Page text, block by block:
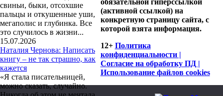
свиньи, быки, отсохшие
пальцы и откушенные уши,
мегаполис и глубинка. Все
это случилось в жизни...
15.07.2026
Наталия Чернова: Написать
книгу – не так страшно, как
кажется
«Я стала писательницей,
можно сказать, случайно.
обязательной гиперссылкой
(активной ссылкой) на
конкретную страницу сайта, с
которой взята информация.
12+ Политика
конфиденциальности |
Согласие на обработку ПД |
Использование файлов cookies